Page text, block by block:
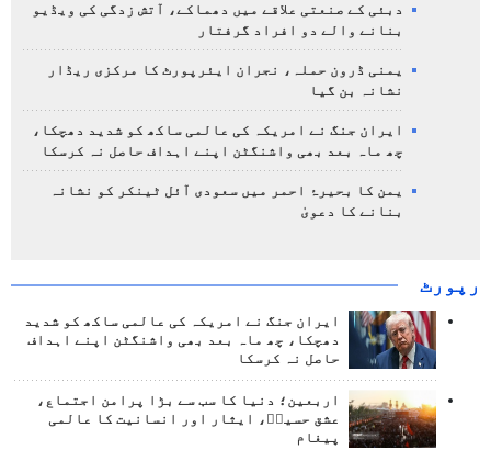
دبئی کے صنعتی علاقے میں دھماکے، آتش زدگی کی ویڈیو
بنانے والے دو افراد گرفتار
یمنی ڈرون حملہ، نجران ایئرپورٹ کا مرکزی ریڈار
نشانہ بن گیا
ایران جنگ نے امریکہ کی عالمی ساکھ کو شدید دھچکا،
چھ ماہ بعد بھی واشنگٹن اپنے اہداف حاصل نہ کرسکا
یمن کا بحیرۂ احمر میں سعودی آئل ٹینکر کو نشانہ
بنانے کا دعویٰ
رپورٹ
ایران جنگ نے امریکہ کی عالمی ساکھ کو شدید
دھچکا، چھ ماہ بعد بھی واشنگٹن اپنے اہداف
حاصل نہ کرسکا
اربعین؛ دنیا کا سب سے بڑا پرامن اجتماع،
عشق حسینؑ، ایثار اور انسانیت کا عالمی
پیغام